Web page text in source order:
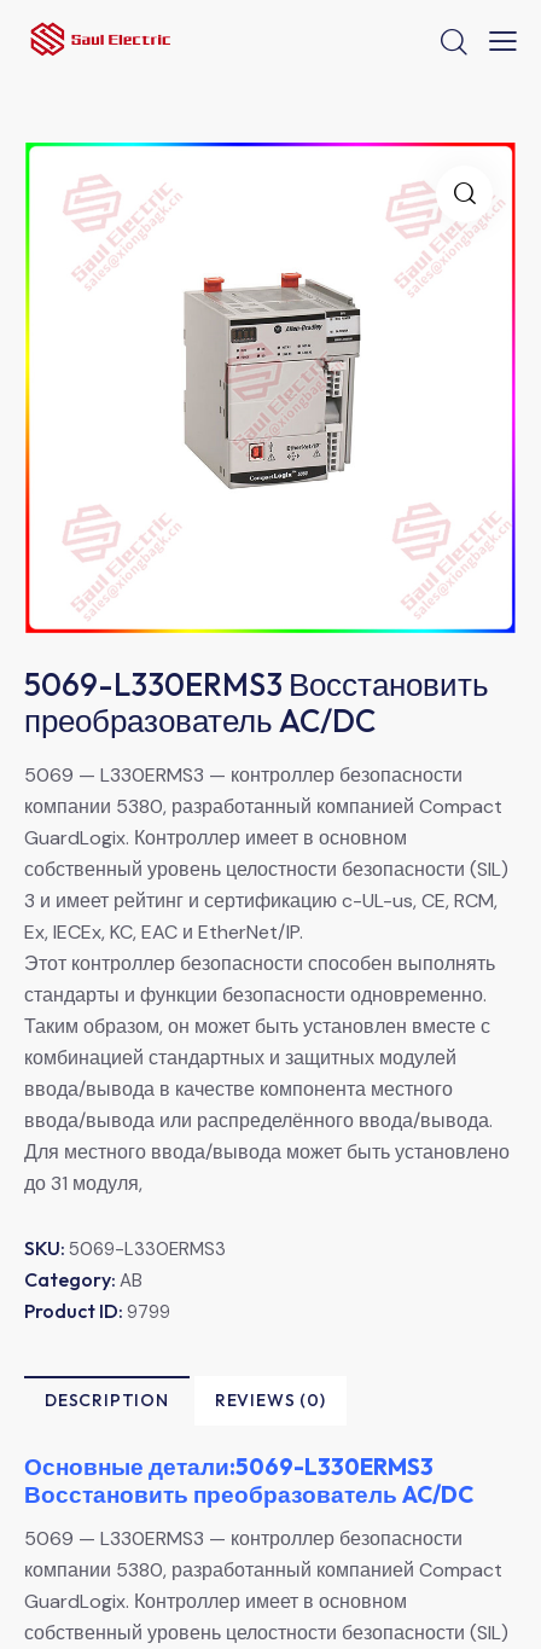
5069-L330ERMS3 Восстановить
преобразователь AC/DC
5069 — L330ERMS3 — контроллер безопасности
компании 5380, разработанный компанией Compact
GuardLogix. Контроллер имеет в основном
собственный уровень целостности безопасности (SIL)
3 и имеет рейтинг и сертификацию c-UL-us, CE, RCM,
Ex, IECEx, KC, EAC и EtherNet/IP.
Этот контроллер безопасности способен выполнять
стандарты и функции безопасности одновременно.
Таким образом, он может быть установлен вместе с
комбинацией стандартных и защитных модулей
ввода/вывода в качестве компонента местного
ввода/вывода или распределённого ввода/вывода.
Для местного ввода/вывода может быть установлено
до 31 модуля,
SKU: 5069-L330ERMS3
Category: AB
Product ID: 9799
DESCRIPTION REVIEWS (0)
Основные детали:5069-L330ERMS3
Восстановить преобразователь AC/DC
5069 — L330ERMS3 — контроллер безопасности
компании 5380, разработанный компанией Compact
GuardLogix. Контроллер имеет в основном
собственный уровень целостности безопасности (SIL)